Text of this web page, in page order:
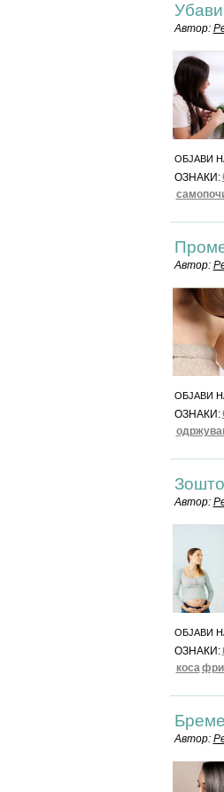
Автор:
ОБЈАВИ
ОЗНАКИ:
Автор:
ОБЈАВИ
ОЗНАКИ:
Автор:
ОБЈАВИ
ОЗНАКИ:
коса
Автор: